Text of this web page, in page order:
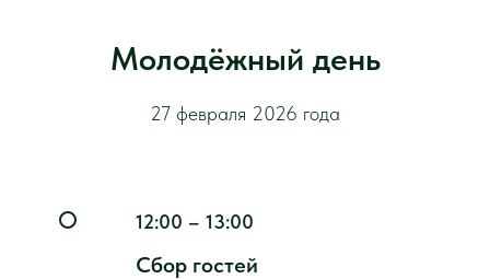
Молодёжный день
27 февраля 2026 года
12:00 – 13:00
Сбор гостей